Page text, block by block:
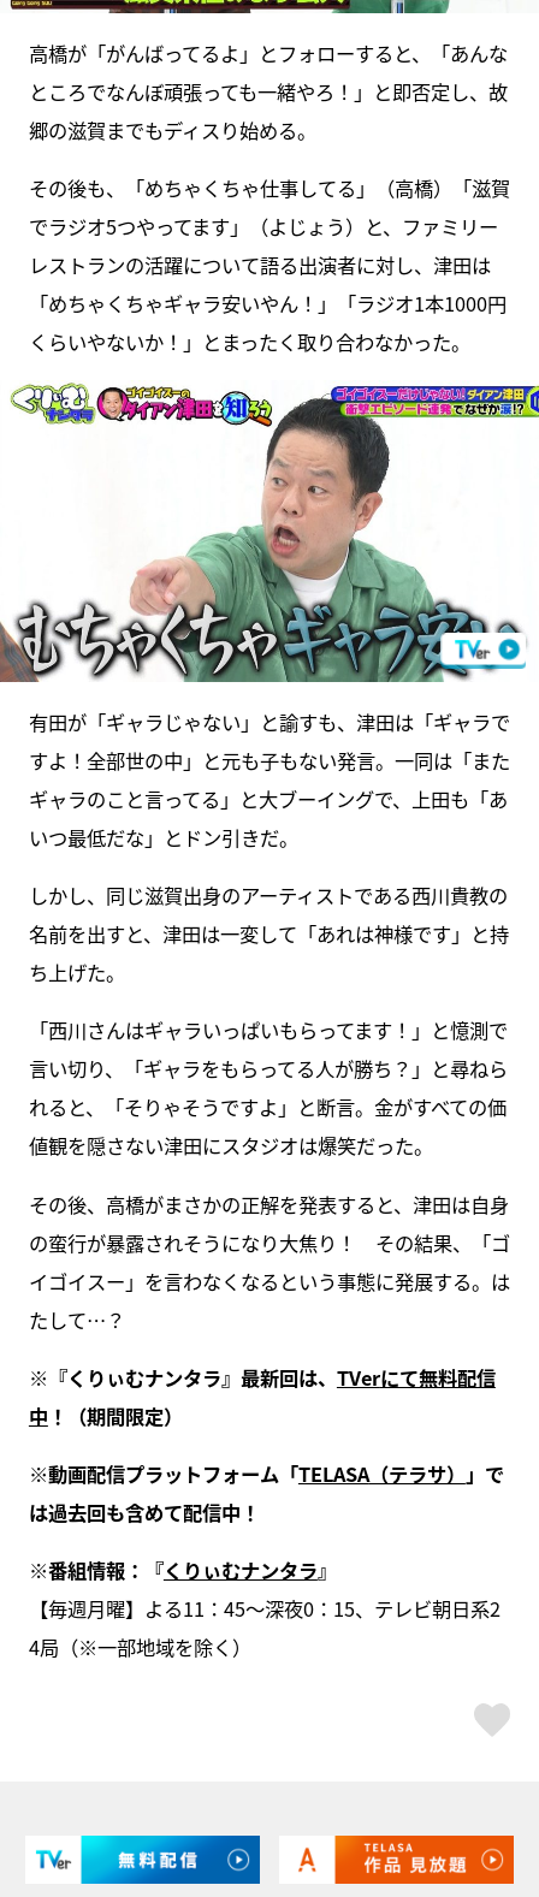
高橋が「がんばってるよ」とフォローすると、「あんな
ところでなんぼ頑張っても一緒やろ！」と即否定し、故
郷の滋賀までもディスり始める。
その後も、「めちゃくちゃ仕事してる」（高橋）「滋賀
でラジオ5つやってます」（よじょう）と、ファミリー
レストランの活躍について語る出演者に対し、津田は
「めちゃくちゃギャラ安いやん！」「ラジオ1本1000円
くらいやないか！」とまったく取り合わなかった。
有田が「ギャラじゃない」と諭すも、津田は「ギャラで
すよ！全部世の中」と元も子もない発言。一同は「また
ギャラのこと言ってる」と大ブーイングで、上田も「あ
いつ最低だな」とドン引きだ。
しかし、同じ滋賀出身のアーティストである西川貴教の
名前を出すと、津田は一変して「あれは神様です」と持
ち上げた。
「西川さんはギャラいっぱいもらってます！」と憶測で
言い切り、「ギャラをもらってる人が勝ち？」と尋ねら
れると、「そりゃそうですよ」と断言。金がすべての価
値観を隠さない津田にスタジオは爆笑だった。
その後、高橋がまさかの正解を発表すると、津田は自身
の蛮行が暴露されそうになり大焦り！ その結果、「ゴ
イゴイスー」を言わなくなるという事態に発展する。は
たして…？
※ 『くりぃむナンタラ』最新回は、 TVerにて無料配信
中 ！（期間限定）
※動画配信プラットフォーム「TELASA（テラサ） 」で
は過去回も含めて配信中！
※番組情報：『くりぃむナンタラ』
【毎週月曜】よる11：45～深夜0：15、テレビ朝日系2
4局（※一部地域を除く）